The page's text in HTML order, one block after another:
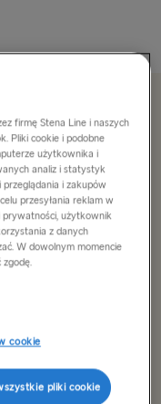
firmę Stena Line i naszych
Pliki cookie i podobne
użytkownika i
analiz i statystyk
i zakupów
przesyłania reklam w
prywatności, użytkownik
z danych
W dowolnym momencie
cookie
pliki cookie